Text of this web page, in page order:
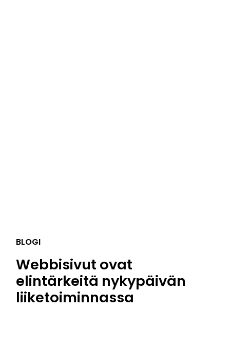
BLOGI
Webbisivut ovat
elintärkeitä nykypäivän
liiketoiminnassa